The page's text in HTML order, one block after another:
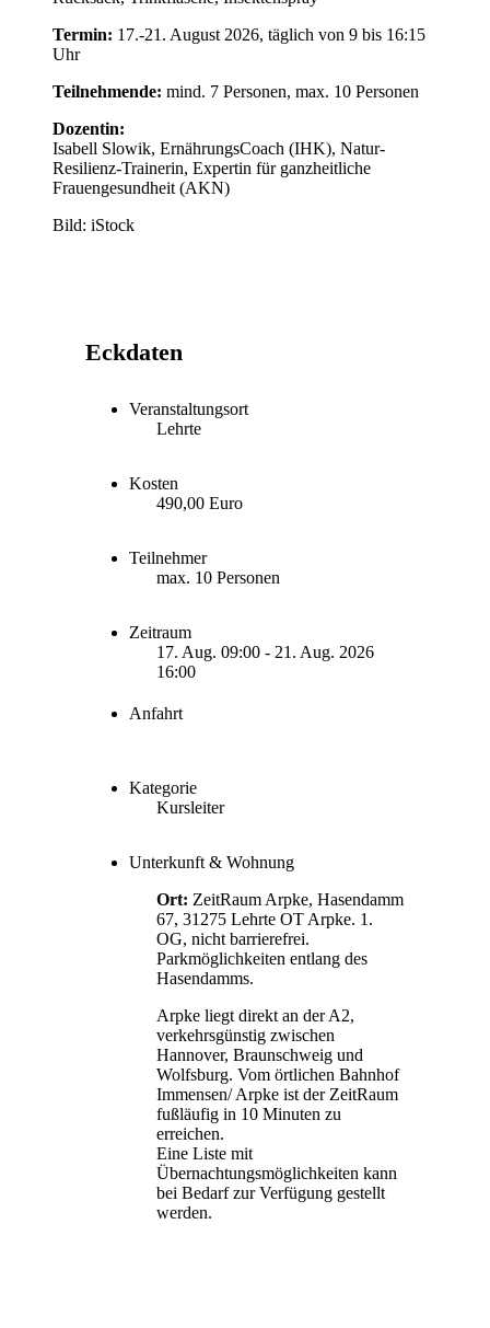
Termin: 17.-21. August 2026, täglich von 9 bis 16:15
Uhr
Teilnehmende: mind. 7 Personen, max. 10 Personen
Dozentin:
Isabell Slowik, ErnährungsCoach (IHK), Natur-
Resilienz-Trainerin, Expertin für ganzheitliche
Frauengesundheit (AKN)
Bild: iStock
Eckdaten
Veranstaltungsort
Lehrte
Kosten
490,00 Euro
Teilnehmer
max. 10 Personen
Zeitraum
17. Aug. 09:00 - 21. Aug. 2026
16:00
Anfahrt
Kategorie
Kursleiter
Unterkunft & Wohnung
Ort: ZeitRaum Arpke, Hasendamm
67, 31275 Lehrte OT Arpke. 1.
OG, nicht barrierefrei.
Parkmöglichkeiten entlang des
Hasendamms.
Arpke liegt direkt an der A2,
verkehrsgünstig zwischen
Hannover, Braunschweig und
Wolfsburg. Vom örtlichen Bahnhof
Immensen/ Arpke ist der ZeitRaum
fußläufig in 10 Minuten zu
erreichen.
Eine Liste mit
Übernachtungsmöglichkeiten kann
bei Bedarf zur Verfügung gestellt
werden.